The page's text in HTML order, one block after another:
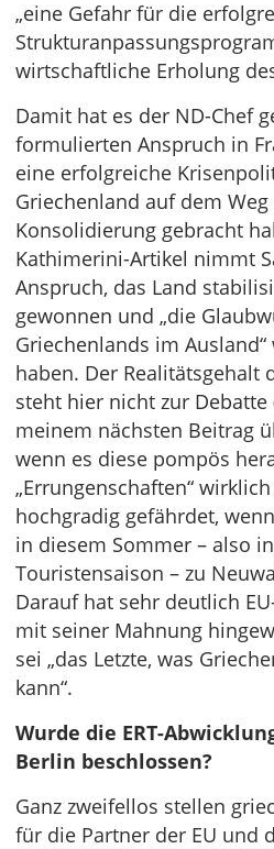
„eine Gefahr für die
wirtschaftliche Erholung
Damit hat es der ND-Chef
formulierten Anspruch in
eine erfolgreiche
Griechenland auf dem
Konsolidierung gebracht
Kathimerini-Artikel nimmt
Anspruch, das Land
gewonnen und „die
Griechenlands im
haben. Der Realitätsgehalt
steht hier nicht zur
meinem nächsten Beitrag
wenn es diese pompös
„Errungenschaften“
hochgradig gefährdet,
in diesem Sommer – also
Touristensaison – zu
Darauf hat sehr deutlich
mit seiner Mahnung
sei „das Letzte, was
kann“.
Wurde die ERT-
Berlin beschlossen?
Ganz zweifellos stellen
für die Partner der EU und